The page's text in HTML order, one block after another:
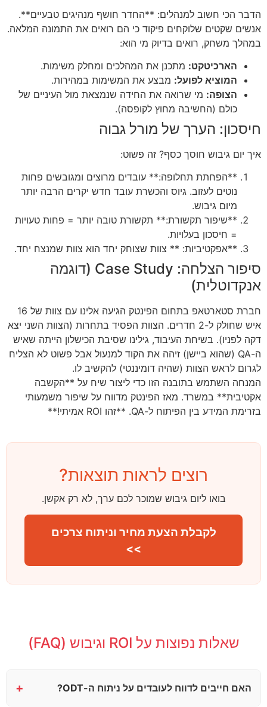
הדבר הכי חשוב למנהלים: **החדר חושף מנהיגים טבעיים**.
אנשים שקטים שלוקחים פיקוד כי הם רואים את התמונה המלאה.
במהלך משחק, רואים בדיוק מי הוא:
הארכיטקט: מתכנן את המהלכים ומחלק משימות.
המוציא לפועל: מבצע את המשימות במהירות.
הצופה: מי שרואה את החידה שנמצאת מול העיניים של
כולם (החשיבה מחוץ לקופסה).
חיסכון: הערך של מורל גבוה
איך יום גיבוש חוסך כסף? זה פשוט:
**הפחתת תחלופה:** עובדים מרוצים ומגובשים פחות
נוטים לעזוב. גיוס והכשרת עובד חדש יקרים הרבה יותר
מיום גיבוש.
**שיפור תקשורת:** תקשורת טובה יותר = פחות טעויות
= חיסכון בעלויות.
**אפקטיביות: ** צוות שצוחק יחד הוא צוות שמנצח יחד.
סיפור הצלחה: Case Study (דוגמה
אנקדוטלית)
חברת סטארטאפ בתחום הפינטק הגיעה אלינו עם צוות של 16
איש שחולק ל-2 חדרים. הצוות הפסיד בתחרות (הצוות השני יצא
דקה לפניו). בשיחת העיבוד, גילינו שסיבת הכישלון הייתה שאיש
ה-QA (שהוא ביישן) זיהה את הקוד למנעול אבל פשוט לא הצליח
לגרום לראש הצוות (שהיה דומיננטי) להקשיב לו.
המנחה השתמש בתובנה הזו כדי ליצור שיח על **הקשבה
אקטיבית** במשרד. מאז הפינטק מדווח על שיפור משמעותי
בזרימת המידע בין הפיתוח ל-QA. **זהו ROI אמיתי!**
רוצים לראות תוצאות?
בואו ליום גיבוש שמוכר לכם ערך, לא רק אקשן.
לקבלת הצעת מחיר וניתוח צרכים
>>
שאלות נפוצות על ROI וגיבוש (FAQ)
האם חייבים לדווח לעובדים על ניתוח ה-ODT? +